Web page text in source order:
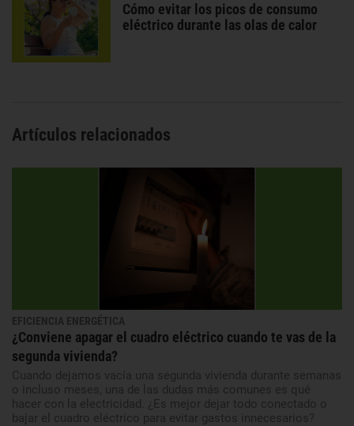
Cómo evitar los picos de consumo
eléctrico durante las olas de calor
Artículos relacionados
EFICIENCIA ENERGÉTICA
¿Conviene apagar el cuadro eléctrico cuando te vas de la
segunda vivienda?
Cuando dejamos vacía una segunda vivienda durante semanas
o incluso meses, una de las dudas más comunes es qué
hacer con la electricidad. ¿Es mejor dejar todo conectado o
bajar el cuadro eléctrico para evitar gastos innecesarios?